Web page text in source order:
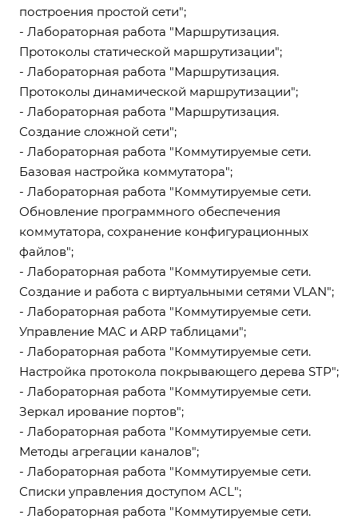
построения простой сети";
- Лабораторная работа "Маршрутизация.
Протоколы статической маршрутизации";
- Лабораторная работа "Маршрутизация.
Протоколы динамической маршрутизации";
- Лабораторная работа "Маршрутизация.
Создание сложной сети";
- Лабораторная работа "Коммутируемые сети.
Базовая настройка коммутатора";
- Лабораторная работа "Коммутируемые сети.
Обновление программного обеспечения
коммутатора, сохранение конфигурационных
файлов";
- Лабораторная работа "Коммутируемые сети.
Создание и работа с виртуальными сетями VLAN";
- Лабораторная работа "Коммутируемые сети.
Управление MAC и ARP таблицами";
- Лабораторная работа "Коммутируемые сети.
Настройка протокола покрывающего дерева STP";
- Лабораторная работа "Коммутируемые сети.
Зеркал ирование портов";
- Лабораторная работа "Коммутируемые сети.
Методы агрегации каналов";
- Лабораторная работа "Коммутируемые сети.
Списки управления доступом ACL";
- Лабораторная работа "Коммутируемые сети.